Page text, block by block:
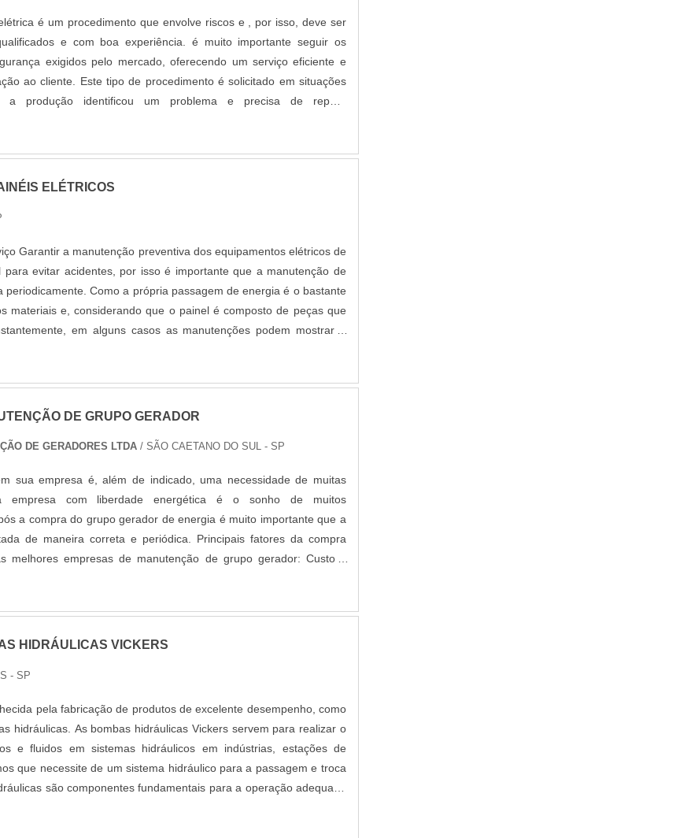
é um procedimento que envolve riscos e , por isso, deve ser
e com boa experiência. é muito importante seguir os
exigidos pelo mercado, oferecendo um serviço eficiente e
ao cliente. Este tipo de procedimento é solicitado em situações
a produção identificou um problema e precisa de reparo
ELÉTRICOS
Garantir a manutenção preventiva dos equipamentos elétricos de
para evitar acidentes, por isso é importante que a manutenção de
periodicamente. Como a própria passagem de energia é o bastante
materiais e, considerando que o painel é composto de peças que
em alguns casos as manutenções podem mostrar a
DE GRUPO GERADOR
DE GERADORES LTDA/ SÃO CAETANO DO SUL - SP
sua empresa é, além de indicado, uma necessidade de muitas
empresa com liberdade energética é o sonho de muitos
a compra do grupo gerador de energia é muito importante que a
de maneira correta e periódica. Principais fatores da compra
melhores empresas de manutenção de grupo gerador: Custo x
HIDRÁULICAS VICKERS
- SP
pela fabricação de produtos de excelente desempenho, como
hidráulicas. As bombas hidráulicas Vickers servem para realizar o
e fluidos em sistemas hidráulicos em indústrias, estações de
que necessite de um sistema hidráulico para a passagem e troca
são componentes fundamentais para a operação adequada